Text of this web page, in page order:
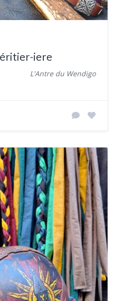
iere
L'Antre du Wendigo